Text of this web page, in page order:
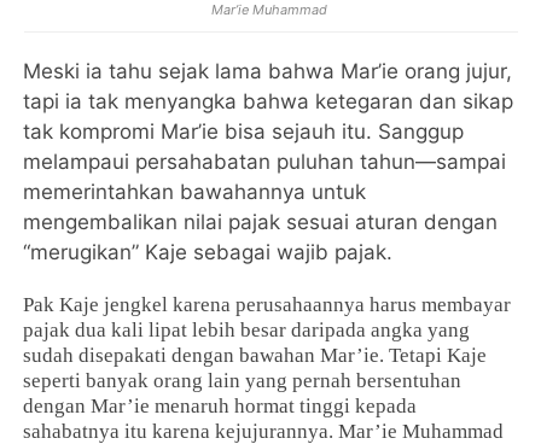
Mar’ie Muhammad
Meski ia tahu sejak lama bahwa Mar’ie orang jujur,
tapi ia tak menyangka bahwa ketegaran dan sikap
tak kompromi Mar’ie bisa sejauh itu. Sanggup
melampaui persahabatan puluhan tahun—sampai
memerintahkan bawahannya untuk
mengembalikan nilai pajak sesuai aturan dengan
“merugikan” Kaje sebagai wajib pajak.
Pak Kaje jengkel karena perusahaannya harus membayar
pajak dua kali lipat lebih besar daripada angka yang
sudah disepakati dengan bawahan Mar’ie. Tetapi Kaje
seperti banyak orang lain yang pernah bersentuhan
dengan Mar’ie menaruh hormat tinggi kepada
sahabatnya itu karena kejujurannya. Mar’ie Muhammad